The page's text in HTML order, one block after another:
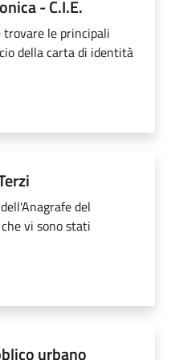
- C.I.E.
trovare le principali
della carta di identità
del
vi sono stati
urbano